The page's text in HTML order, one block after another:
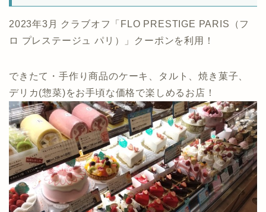
2023年3月 クラブオフ「FLO PRESTIGE PARIS（フ
ロ プレステージュ パリ）」クーポンを利用！
できたて・手作り商品のケーキ、タルト、焼き菓子、
デリカ(惣菜)をお手頃な価格で楽しめるお店！